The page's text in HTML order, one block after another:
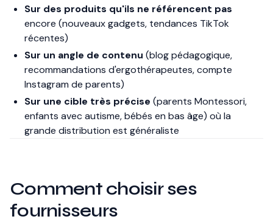
Sur des produits qu'ils ne référencent pas
encore (nouveaux gadgets, tendances TikTok
récentes)
Sur un angle de contenu (blog pédagogique,
recommandations d'ergothérapeutes, compte
Instagram de parents)
Sur une cible très précise (parents Montessori,
enfants avec autisme, bébés en bas âge) où la
grande distribution est généraliste
Comment choisir ses
fournisseurs